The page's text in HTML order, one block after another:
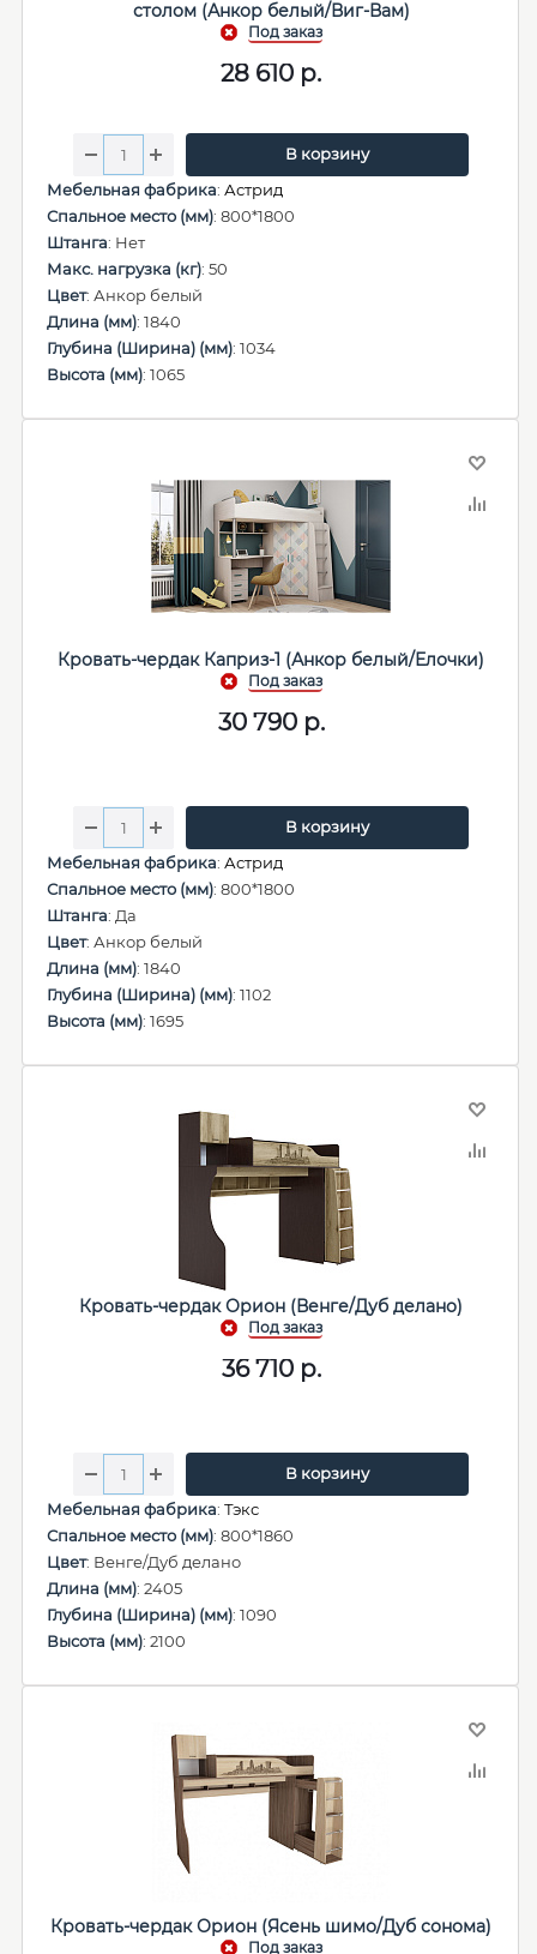
столом (Анкор белый/Виг-Вам)
28 610 р.
В корзину
Мебельная фабрика: Астрид
Спальное место (мм): 800*1800
Штанга: Нет
Макс. нагрузка (кг): 50
Цвет: Анкор белый
Длина (мм): 1840
Глубина (Ширина) (мм): 1034
Высота (мм): 1065
Кровать-чердак Каприз-1 (Анкор белый/Елочки)
30 790р.
В корзину
Мебельная фабрика: Астрид
Спальное место (мм): 800*1800
Штанга: Да
Цвет: Анкор белый
Длина (мм): 1840
Глубина (Ширина) (мм): 1102
Высота (мм): 1695
Кровать-чердак Орион (Венге/Дуб делано)
36 710р.
В корзину
Мебельная фабрика: Тэкс
Спальное место (мм): 800*1860
Цвет: Венге/Дуб делано
Длина (мм): 2405
Глубина (Ширина) (мм): 1090
Высота (мм): 2100
Кровать-чердак Орион (Ясень шимо/Дуб сонома)